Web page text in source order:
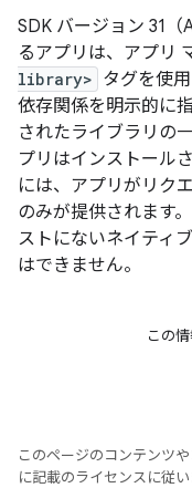
SDK バージョン 31
るアプリは、アプリ
library> タグを使
依存関係を明示的に
されたライブラリの
プリはインストール
には、アプリがリク
のみが提供されます
ストにないネイティ
はできません。
この
このページのコンテンツや
に記載のライセンスに従